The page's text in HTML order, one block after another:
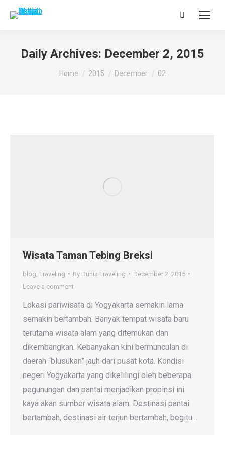
Search:
Daily Archives: December 2, 2015
You are here:
Home 2015 December 02
Wisata Taman Tebing Breksi
blog Traveling By Dunia Traveling
December 2, 2015
Leave a comment
Lokasi pariwisata di Yogyakarta semakin lama
semakin bertambah. Banyak tempat wisata baru
terutama wisata alam yang ditemukan dan
dikembangkan. Kebanyakan kini bermunculan di
daerah “blusukan” jauh dari pusat kota. Kondisi
negeri Yogyakarta yang dikelilingi oleh beberapa
pegunungan dan pantai menjadikan propinsi ini
kaya akan sumber wisata alam. Destinasi pantai
bertambah, destinasi air terjun bertambah, begitu…